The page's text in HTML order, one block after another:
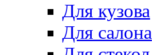
Для кузова
Для салона